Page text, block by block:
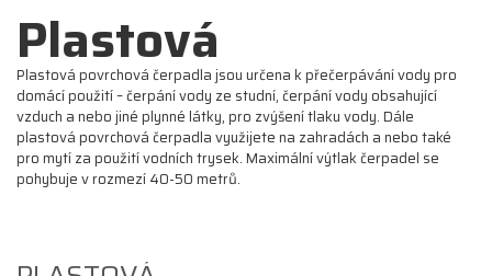
Plastová
Plastová povrchová čerpadla jsou určena k přečerpávání vody pro
domácí použití – čerpání vody ze studní, čerpání vody obsahující
vzduch a nebo jiné plynné látky, pro zvýšení tlaku vody. Dále
plastová povrchová čerpadla využijete na zahradách a nebo také
pro mytí za použití vodních trysek. Maximální výtlak čerpadel se
pohybuje v rozmezí 40-50 metrů.